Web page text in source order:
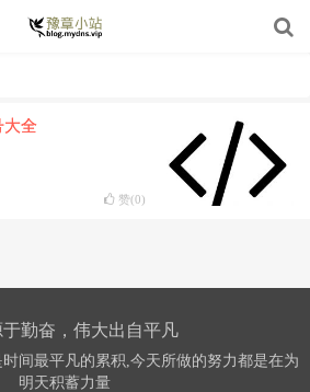
大全
赞(0)
于勤奋，伟大出自平凡
间最平凡的累积,今天所做的努力都是在为
明天积蓄力量